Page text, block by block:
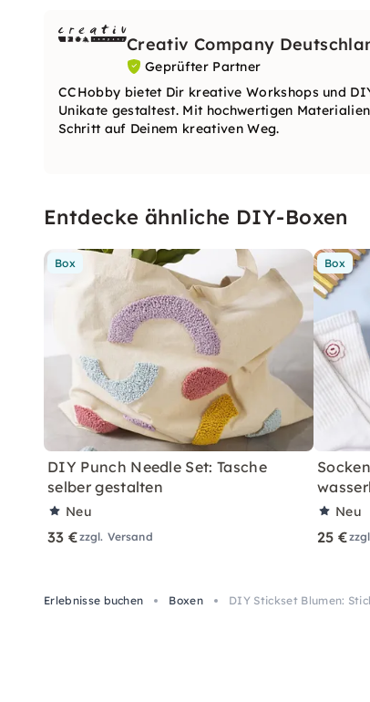
Creativ Company
Geprüfter Partner
CCHobby bietet Dir kreative Workshops und
Unikate gestaltest. Mit hochwertigen
Schritt auf Deinem kreativen Weg.
Entdecke ähnliche DIY-Boxen
Box
DIY Punch Needle Set: Tasche
selber gestalten
Neu
33 €zzgl. Versand
Box
Neu
25 €
Erlebnisse buchen Boxen DIY Stickset Blumen: